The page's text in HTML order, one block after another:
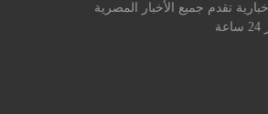
تقدم جميع الأخبار المصرية